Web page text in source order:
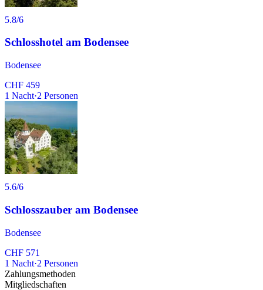
5.8/6
Schlosshotel am Bodensee
Bodensee
CHF 459
1 Nacht·2 Personen
5.6/6
Schlosszauber am Bodensee
Bodensee
CHF 571
1 Nacht·2 Personen
Zahlungsmethoden
Mitgliedschaften